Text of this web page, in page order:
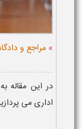
» مراجع و
در این مقاله
اداری می